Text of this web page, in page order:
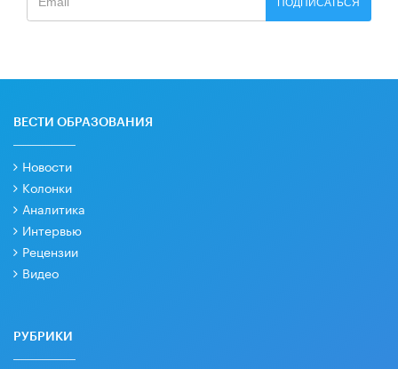
ВЕСТИ ОБРАЗОВАНИЯ
Новости
Колонки
Аналитика
Интервью
Рецензии
Видео
РУБРИКИ